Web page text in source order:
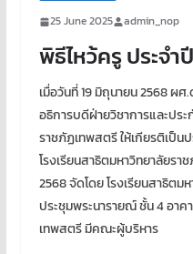
25 June 2025 admin_nop
พิธีไหว้ครู ประจ
เมื่อวันที่ 19 มิถุนายน 2568 ผ
อธิการบดีฝ่ายวิชาการและป
ราชภัฏเทพสตรี ให้เกียรติเป็น
โรงเรียนสาธิตมหาวิทยาลัยร
2568 จัดโดย โรงเรียนสาธิต
ประชุมพระนารายณ์ ชั้น 4 อา
เทพสตรี มีคณะผู้บริหาร